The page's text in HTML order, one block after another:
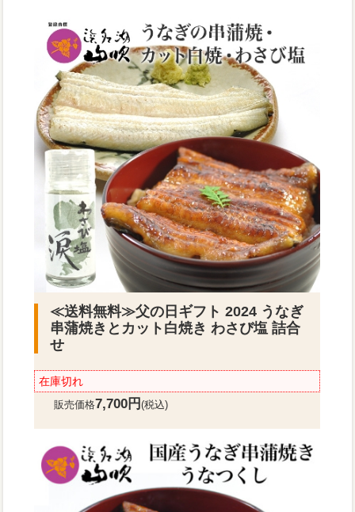
≪送料無料≫父の日ギフト 2024 うなぎ
串蒲焼きとカット白焼き わさび塩 詰合
せ
在庫切れ
販売価格7,700円(税込)